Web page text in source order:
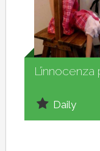
Daily
Social